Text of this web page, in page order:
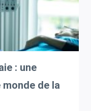
: une
de la